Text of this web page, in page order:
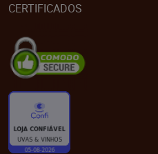
CERTIFICADOS